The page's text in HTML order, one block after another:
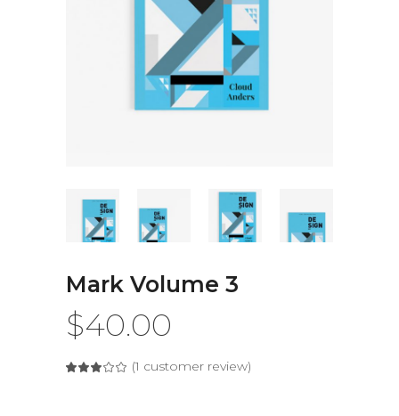
Mark Volume 3
$40.00
Rated
1
(1 customer review)